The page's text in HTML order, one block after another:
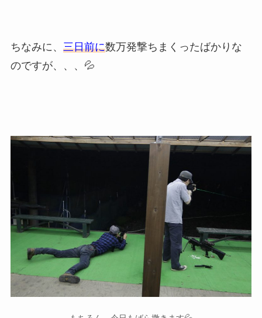
ちなみに、 三日前に数万発撃ちまくったばかりな
のですが、、、💦